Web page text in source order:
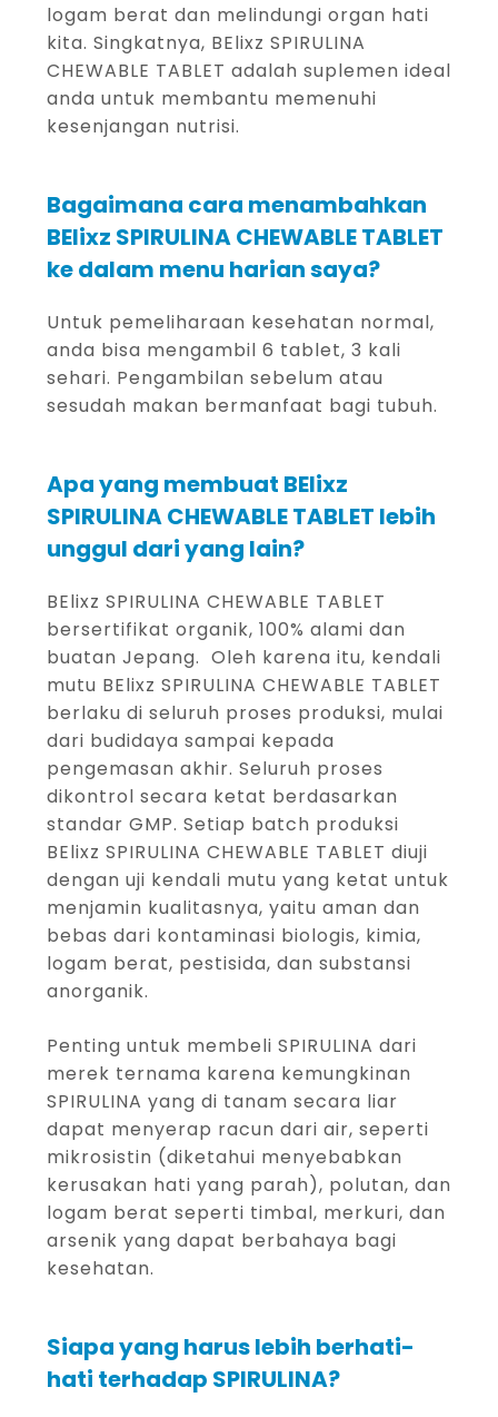
logam berat dan melindungi organ hati
kita. Singkatnya, BElixz SPIRULINA
CHEWABLE TABLET adalah suplemen ideal
anda untuk membantu memenuhi
kesenjangan nutrisi.
Bagaimana cara menambahkan
BElixz SPIRULINA CHEWABLE TABLET
ke dalam menu harian saya?
Untuk pemeliharaan kesehatan normal,
anda bisa mengambil 6 tablet, 3 kali
sehari. Pengambilan sebelum atau
sesudah makan bermanfaat bagi tubuh.
Apa yang membuat BElixz
SPIRULINA CHEWABLE TABLET lebih
unggul dari yang lain?
BElixz SPIRULINA CHEWABLE TABLET
bersertifikat organik, 100% alami dan
buatan Jepang. Oleh karena itu, kendali
mutu BElixz SPIRULINA CHEWABLE TABLET
berlaku di seluruh proses produksi, mulai
dari budidaya sampai kepada
pengemasan akhir. Seluruh proses
dikontrol secara ketat berdasarkan
standar GMP. Setiap batch produksi
BElixz SPIRULINA CHEWABLE TABLET diuji
dengan uji kendali mutu yang ketat untuk
menjamin kualitasnya, yaitu aman dan
bebas dari kontaminasi biologis, kimia,
logam berat, pestisida, dan substansi
anorganik.
Penting untuk membeli SPIRULINA dari
merek ternama karena kemungkinan
SPIRULINA yang di tanam secara liar
dapat menyerap racun dari air, seperti
mikrosistin (diketahui menyebabkan
kerusakan hati yang parah), polutan, dan
logam berat seperti timbal, merkuri, dan
arsenik yang dapat berbahaya bagi
kesehatan.
Siapa yang harus lebih berhati-
hati terhadap SPIRULINA?